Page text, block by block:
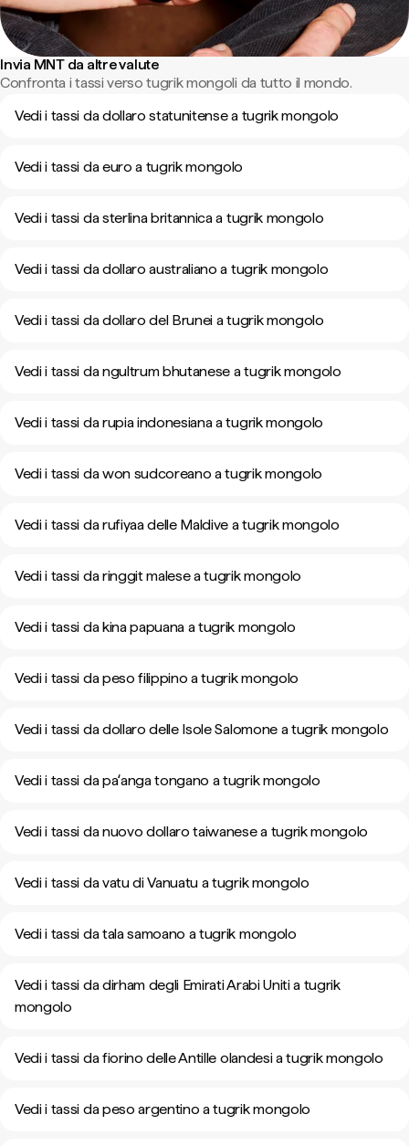
Invia MNT da altre valute
Confronta i tassi verso tugrik mongoli da tutto il mondo.
Vedi i tassi da dollaro statunitense a tugrik mongolo
Vedi i tassi da euro a tugrik mongolo
Vedi i tassi da sterlina britannica a tugrik mongolo
Vedi i tassi da dollaro australiano a tugrik mongolo
Vedi i tassi da dollaro del Brunei a tugrik mongolo
Vedi i tassi da ngultrum bhutanese a tugrik mongolo
Vedi i tassi da rupia indonesiana a tugrik mongolo
Vedi i tassi da won sudcoreano a tugrik mongolo
Vedi i tassi da rufiyaa delle Maldive a tugrik mongolo
Vedi i tassi da ringgit malese a tugrik mongolo
Vedi i tassi da kina papuana a tugrik mongolo
Vedi i tassi da peso filippino a tugrik mongolo
Vedi i tassi da dollaro delle Isole Salomone a tugrik mongolo
Vedi i tassi da paʻanga tongano a tugrik mongolo
Vedi i tassi da nuovo dollaro taiwanese a tugrik mongolo
Vedi i tassi da vatu di Vanuatu a tugrik mongolo
Vedi i tassi da tala samoano a tugrik mongolo
Vedi i tassi da dirham degli Emirati Arabi Uniti a tugrik
mongolo
Vedi i tassi da fiorino delle Antille olandesi a tugrik mongolo
Vedi i tassi da peso argentino a tugrik mongolo